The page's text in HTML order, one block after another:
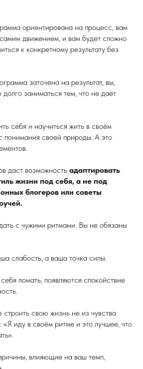
ориентирована на процесс, вам
движением, и вам будет сложно
к конкретному результату без
заточена на результат, вы,
заниматься тем, что не даёт
себя и научиться жить в своём
понимания своей природы. А это
даст возможность адаптировать
жизни под себя, а не под
блогеров или советы
с чужими ритмами. Вы не обязаны
слабость, а ваша точка силы.
ломать, появляются спокойствие
свою жизнь не из чувства
«Я иду в своём ритме и это лучшее, что
влияющие на ваш темп,